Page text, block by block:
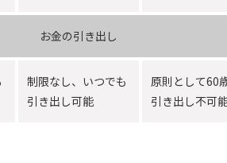
お金の引き出し
制限なし、いつでも
引き出し可能
原則として60
引き出し不可